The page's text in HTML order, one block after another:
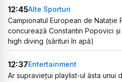
12:45Alte Sporturi
Campionatul European de Natație
concurează Constantin Popovici
high diving (sărituri în apă)
12:37Entertainment
Ar supraviețui playlist-ul ăsta unui